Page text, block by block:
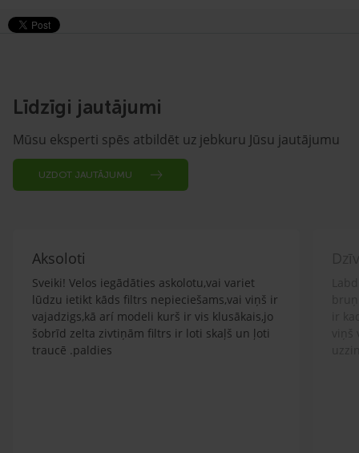
Līdzīgi jautājumi
Mūsu eksperti spēs atbildēt uz jebkuru Jūsu jautājumu
UZDOT JAUTĀJUMU
Aksoloti
Sveiki! Velos iegādāties askolotu,vai variet
lūdzu ietikt kāds filtrs nepieciešams,vai viņš ir
vajadzigs,kā arí modeli kurš ir vis klusākais,jo
šobrīd zelta zivtiņām filtrs ir loti skaļš un ļoti
traucē .paldies